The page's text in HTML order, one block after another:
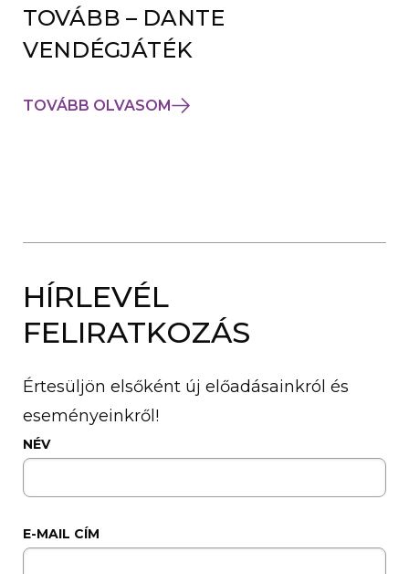
TOVÁBB – DANTE
VENDÉGJÁTÉK
TOVÁBB OLVASOM
HÍRLEVÉL
FELIRATKOZÁS
Értesüljön elsőként új előadásainkról és
eseményeinkről!
NÉV
E-MAIL CÍM